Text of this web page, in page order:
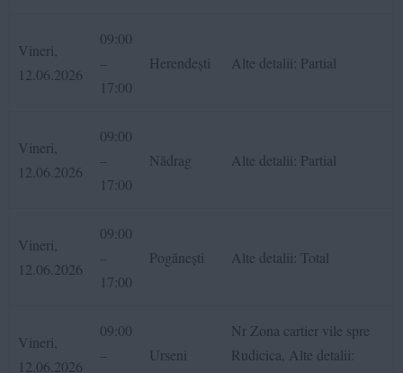
Vineri,
12.06.2026
09:00
–
17:00
Herendești Alte detalii: Partial
Vineri,
12.06.2026
09:00
–
17:00
Nădrag Alte detalii: Partial
Vineri,
12.06.2026
09:00
–
17:00
Pogănești Alte detalii: Total
Vineri,
12.06.2026
09:00
–
Urseni
Nr Zona cartier vile spre
Rudicica, Alte detalii: